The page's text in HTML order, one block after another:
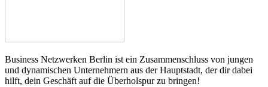
Business Netzwerken Berlin ist ein Zusammenschluss von jungen
und dynamischen Unternehmern aus der Hauptstadt, der dir dabei
hilft, dein Geschäft auf die Überholspur zu bringen!